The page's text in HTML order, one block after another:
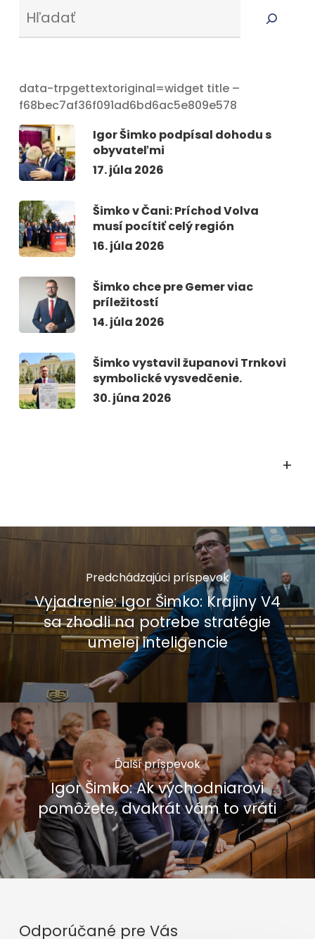
data-trpgettextoriginal=widget title –
f68bec7af36f091ad6bd6ac5e809e578
Igor Šimko podpísal dohodu s
obyvateľmi
17. júla 2026
Šimko v Čani: Príchod Volva
musí pocítiť celý región
16. júla 2026
Šimko chce pre Gemer viac
príležitostí
14. júla 2026
Šimko vystavil županovi Trnkovi
symbolické vysvedčenie.
30. júna 2026
+
Predchádzajúci príspevok
Vyjadrenie: Igor Šimko: Krajiny V4
sa zhodli na potrebe stratégie
umelej inteligencie
Ďalší príspevok
Igor Šimko: Ak východniarovi
pomôžete, dvakrát vám to vráti
Odporúčané pre Vás